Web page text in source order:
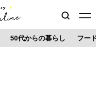
50代からの暮らし フー